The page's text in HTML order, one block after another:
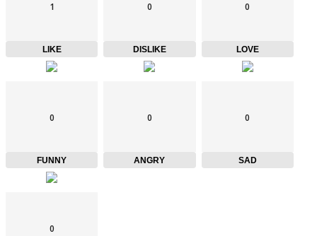
1
LIKE
0
DISLIKE
0
LOVE
0
FUNNY
0
ANGRY
0
SAD
0